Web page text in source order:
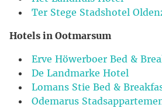
Ter Stege Stadshotel
Hotels in Ootmarsum
Erve Höwerboer Bed &
De Landmarke Hotel
Lomans Stie Bed &
Odemarus